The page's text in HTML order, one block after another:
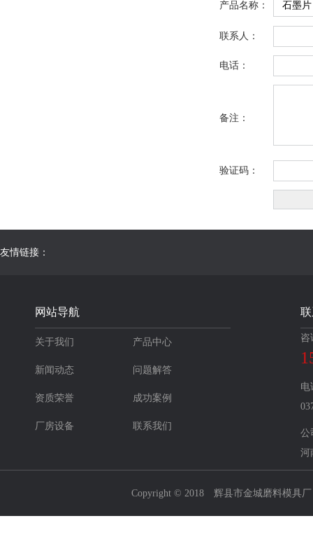
产品名称：
联系人：
电话：
备注：
验证码：
友情链接：
网站导航
关于我们 产品中心
新闻动态 问题解答
资质荣誉 成功案例
厂房设备 联系我们
咨
电
公
河
Copyright © 2018 辉县市金城磨料模具